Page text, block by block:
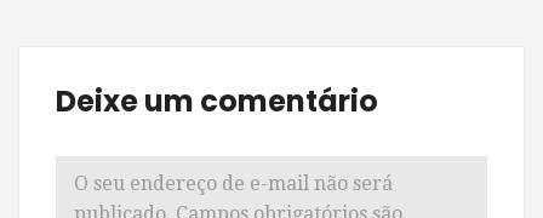
Deixe um comentário
O seu endereço de e-mail não será